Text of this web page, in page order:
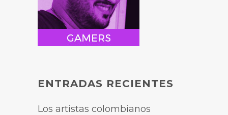
ENTRADAS RECIENTES
Los artistas colombianos